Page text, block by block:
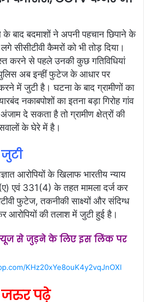
बाद बदमाशों ने अपनी पहचान छिपाने के
सीसीटीवी कैमरों को भी तोड़ दिया।
करने से पहले उनकी कुछ गतिविधियां
पुलिस अब इन्हीं फुटेज के आधार पर
में जुटी है। घटना के बाद ग्रामीणों का
नकाबपोशों का इतना बड़ा गिरोह गांव
दे सकता है तो ग्रामीण क्षेत्रों की
के घेरे में है।
आरोपियों के खिलाफ भारतीय न्याय
एवं 331(4) के तहत मामला दर्ज कर
फुटेज, तकनीकी साक्ष्यों और संदिग्ध
आरोपियों की तलाश में जुटी हुई है।
न्यूज से जुड़ने के लिए इस लिंक पर
KHz20xYe8ouK4y2vqJnOXl
पढ़े